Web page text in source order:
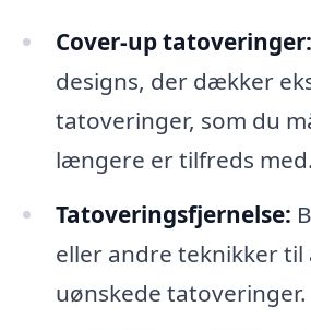
Cover-up tatoveringer:
designs, der dækker
tatoveringer, som du
længere er tilfreds med.
Tatoveringsfjernelse:
eller andre teknikker til
uønskede tatoveringer.